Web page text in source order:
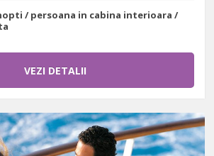
nopti / persoana in cabina interioara /
VEZI DETALII